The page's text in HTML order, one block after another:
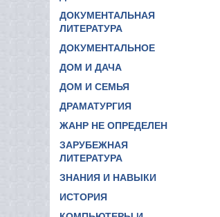
ДОКУМЕНТАЛЬНАЯ
ЛИТЕРАТУРА
ДОКУМЕНТАЛЬНОЕ
ДОМ И ДАЧА
ДОМ И СЕМЬЯ
ДРАМАТУРГИЯ
ЖАНР НЕ ОПРЕДЕЛЕН
ЗАРУБЕЖНАЯ
ЛИТЕРАТУРА
ЗНАНИЯ И НАВЫКИ
ИСТОРИЯ